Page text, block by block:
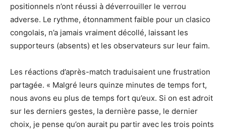
positionnels n’ont réussi à déverrouiller le verrou
adverse. Le rythme, étonnamment faible pour un clasico
congolais, n’a jamais vraiment décollé, laissant les
supporteurs (absents) et les observateurs sur leur faim.
Les réactions d’après-match traduisaient une frustration
partagée. « Malgré leurs quinze minutes de temps fort,
nous avons eu plus de temps fort qu’eux. Si on est adroit
sur les derniers gestes, la dernière passe, le dernier
choix, je pense qu’on aurait pu partir avec les trois points